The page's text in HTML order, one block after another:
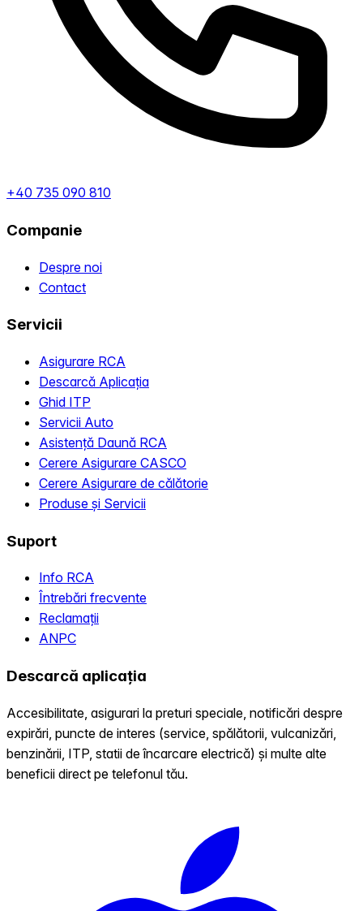
+40 735 090 810
Companie
Despre noi
Contact
Servicii
Asigurare RCA
Descarcă Aplicația
Ghid ITP
Servicii Auto
Asistență Daună RCA
Cerere Asigurare CASCO
Cerere Asigurare de călătorie
Produse și Servicii
Suport
Info RCA
Întrebări frecvente
Reclamații
ANPC
Descarcă aplicația
Accesibilitate, asigurari la preturi speciale, notificări despre
expirări, puncte de interes (service, spălătorii, vulcanizări,
benzinării, ITP, statii de încarcare electrică) și multe alte
beneficii direct pe telefonul tău.